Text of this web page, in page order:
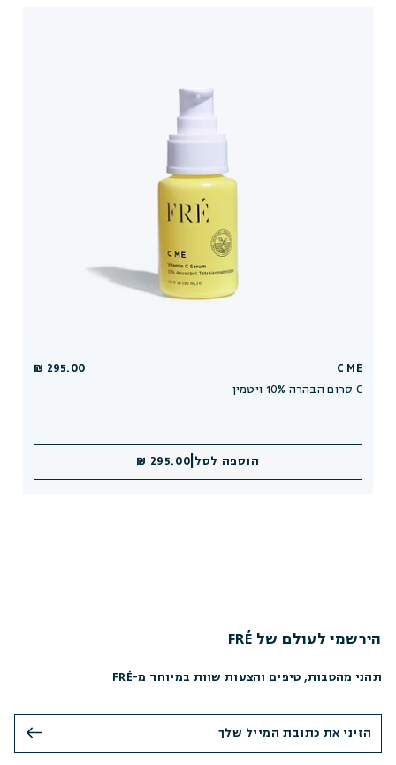
C ME
סרום הבהרה 10% ויטמין C
295.00 ₪
הוספה לסל 295.00 ₪
הירשמי לעולם של FRÉ
תהני מהטבות, טיפים והצעות שוות במיוחד מ-FRÉ